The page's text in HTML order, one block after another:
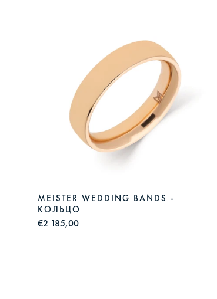
MEISTER WEDDING BANDS -
КОЛЬЦО
€2 185,00